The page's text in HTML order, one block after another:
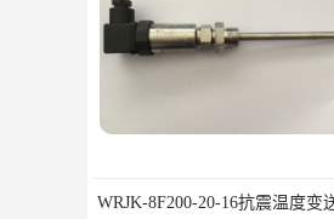
WRJK-8F200-20-16抗震温度变